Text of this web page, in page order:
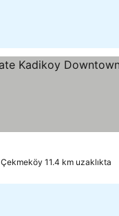
Çekmeköy 11.4 km uzaklıkta